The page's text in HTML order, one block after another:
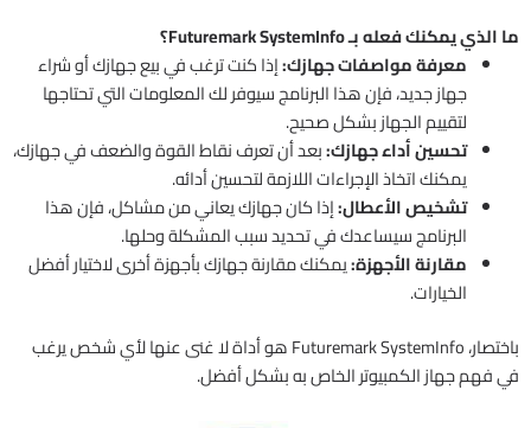
ما الذي يمكنك فعله بـ Futuremark SystemInfo؟
معرفة مواصفات جهازك:إذا كنت ترغب في بيع جهازك أو شراء
جهاز جديد، فإن هذا البرنامج سيوفر لك المعلومات التي تحتاجها
لتقييم الجهاز بشكل صحيح.
تحسين أداء جهازك:بعد أن تعرف نقاط القوة والضعف في جهازك،
يمكنك اتخاذ الإجراءات اللازمة لتحسين أدائه.
تشخيص الأعطال:إذا كان جهازك يعاني من مشاكل، فإن هذا
البرنامج سيساعدك في تحديد سبب المشكلة وحلها.
مقارنة الأجهزة:يمكنك مقارنة جهازك بأجهزة أخرى لاختيار أفضل
الخيارات.
باختصار، Futuremark SystemInfo هو أداة لا غنى عنها لأي شخص يرغب
في فهم جهاز الكمبيوتر الخاص به بشكل أفضل.